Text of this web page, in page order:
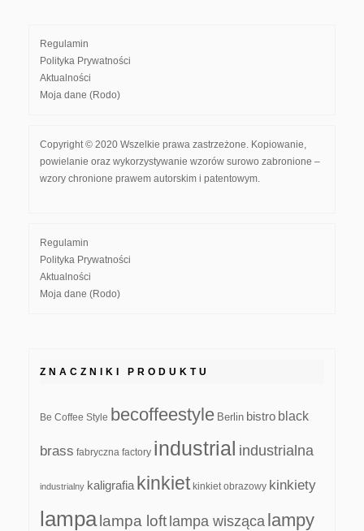
Regulamin
Polityka Prywatności
Aktualności
Moja dane (Rodo)
Copyright © 2020 Wszelkie prawa zastrzeżone. Kopiowanie,
powielanie oraz wykorzystywanie wzorów surowo zabronione –
wzory chronione prawem autorskim i patentowym.
Regulamin
Polityka Prywatności
Aktualności
Moja dane (Rodo)
ZNACZNIKI PRODUKTU
Be Coffee Style becoffeestyle Berlin bistro black
brass fabryczna factory industrial industrialna
industrialny kaligrafia kinkiet kinkiet obrazowy kinkiety
lampa lampa loft lampa wisząca lampy